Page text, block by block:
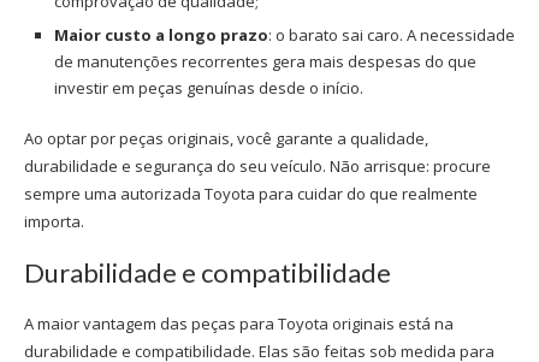
Maior custo a longo prazo: o barato sai caro. A necessidade
de manutenções recorrentes gera mais despesas do que
investir em peças genuínas desde o início.
Ao optar por peças originais, você garante a qualidade,
durabilidade e segurança do seu veículo. Não arrisque: procure
sempre uma autorizada Toyota para cuidar do que realmente
importa.
Durabilidade e compatibilidade
A maior vantagem das peças para Toyota originais está na
durabilidade e compatibilidade. Elas são feitas sob medida para